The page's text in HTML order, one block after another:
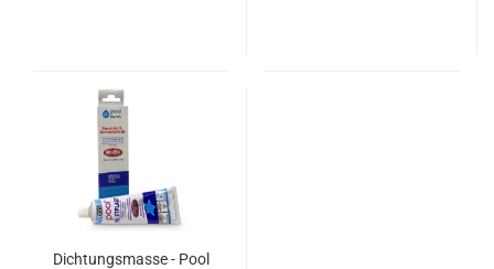
Dichtungsmasse - Pool